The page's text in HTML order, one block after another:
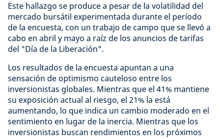
Este hallazgo se produce a pesar de la volatilidad del
mercado bursátil experimentada durante el período
de la encuesta, con un trabajo de campo que se llevó a
cabo en abril y mayo a raíz de los anuncios de tarifas
del "Día de la Liberación".
Los resultados de la encuesta apuntan a una
sensación de optimismo cauteloso entre los
inversionistas globales. Mientras que el 41% mantiene
su exposición actual al riesgo, el 21% la está
aumentando, lo que indica un cambio moderado en el
sentimiento en lugar de la inercia. Mientras que los
inversionistas buscan rendimientos en los próximos